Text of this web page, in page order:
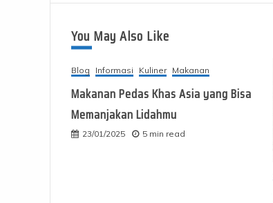
You May Also Like
Blog Informasi Kuliner Makanan
Makanan Pedas Khas Asia yang Bisa
Memanjakan Lidahmu
23/01/2025 5 min read